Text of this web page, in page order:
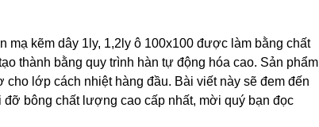
kẽm dây 1ly, 1,2ly ô 100x100 được làm bằng chất
thành bằng quy trình hàn tự động hóa cao. Sản phẩm
lớp cách nhiệt hàng đầu. Bài viết này sẽ đem đến
bông chất lượng cao cấp nhất, mời quý bạn đọc